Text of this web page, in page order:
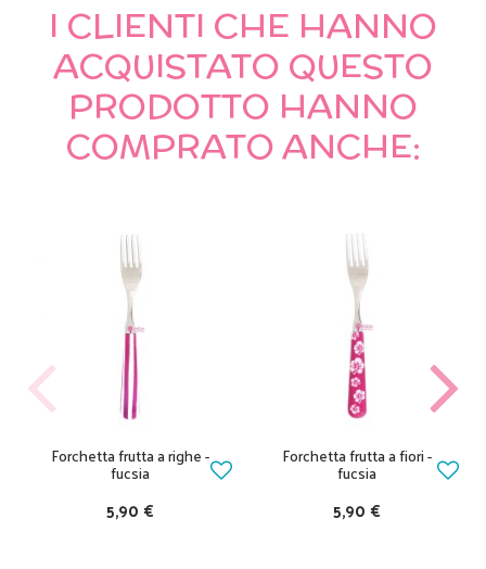
I CLIENTI CHE HANNO
ACQUISTATO QUESTO
PRODOTTO HANNO
COMPRATO ANCHE:
Forchetta frutta a righe -
fucsia
5,90 €
Forchetta frutta a fiori -
fucsia
5,90 €